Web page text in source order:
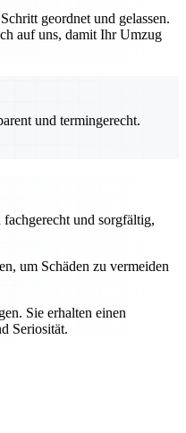
geordnet und gelassen.
auf uns, damit Ihr Umzug
und termingerecht.
und sorgfältig,
um Schäden zu vermeiden
Sie erhalten einen
Seriosität.